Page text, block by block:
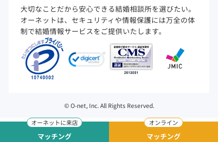
マッチング
マッチング
大切なことだから安心できる結婚相談所を選びたい。
オーネットは、セキュリティや情報保護には万全の体
制で結婚情報サービスをご提供いたします。
©O-net, Inc. All Rights Reserved.